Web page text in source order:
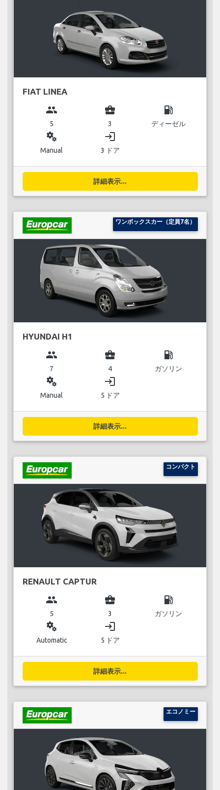
FIAT LINEA
group
5
business_center
3
local_gas_station
ディーゼル
miscellaneous_services
Manual
login
3 ドア
詳細表示...
ワンボックスカー（定員7名）
HYUNDAI H1
group
7
business_center
4
local_gas_station
ガソリン
miscellaneous_services
Manual
login
5 ドア
詳細表示...
コンパクト
RENAULT CAPTUR
group
5
business_center
3
local_gas_station
ガソリン
miscellaneous_services
Automatic
login
5 ドア
詳細表示...
エコノミー